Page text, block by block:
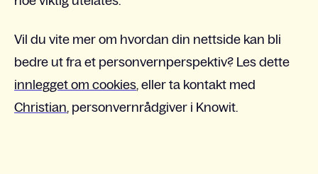
Vil du vite mer om hvordan din nettside kan bli
bedre ut fra et personvernperspektiv? Les dette
innlegget om cookies, eller ta kontakt med
Christian, personvernrådgiver i Knowit.